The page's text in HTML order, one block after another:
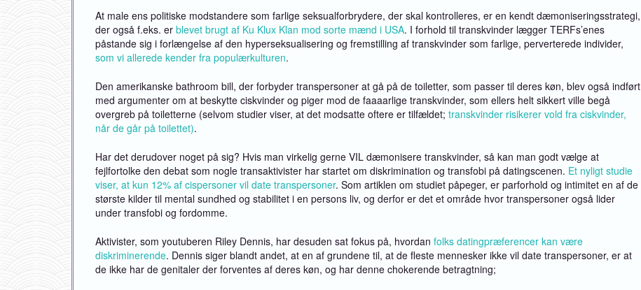
At male ens politiske modstandere som farlige seksualforbrydere, der skal kontrolleres, er en kendt dæmoniseringsstrategi,
der også f.eks. erblevet brugt af Ku Klux Klan mod sorte mænd i USA. I forhold til transkvinder lægger TERFs’enes
påstande sig i forlængelse af den hyperseksualisering og fremstilling af transkvinder som farlige, perverterede individer,
som vi allerede kender fra populærkulturen.
Den amerikanske bathroom bill, der forbyder transpersoner at gå på de toiletter, som passer til deres køn, blev også indført
med argumenter om at beskytte ciskvinder og piger mod de faaaarlige transkvinder, som ellers helt sikkert ville begå
overgreb på toiletterne (selvom studier viser, at det modsatte oftere er tilfældet;transkvinder risikerer vold fra ciskvinder,
når de går på toilettet).
Har det derudover noget på sig? Hvis man virkelig gerne VIL dæmonisere transkvinder, så kan man godt vælge at
fejlfortolke den debat som nogle transaktivister har startet om diskrimination og transfobi på datingscenen. Et nyligt studie
viser, at kun 12% af cispersoner vil date transpersoner. Som artiklen om studiet påpeger, er parforhold og intimitet en af de
største kilder til mental sundhed og stabilitet i en persons liv, og derfor er det et område hvor transpersoner også lider
under transfobi og fordomme.
Aktivister, som youtuberen Riley Dennis, har desuden sat fokus på, hvordanfolks datingpræferencer kan være
diskriminerende. Dennis siger blandt andet, at en af grundene til, at de fleste mennesker ikke vil date transpersoner, er at
de ikke har de genitaler der forventes af deres køn, og har denne chokerende betragtning;